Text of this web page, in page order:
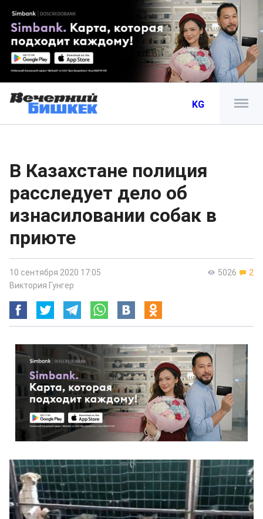
KG
В Казахстане полиция
расследует дело об
изнасиловании собак в
приюте
5026 2
10 сентября 2020 17:05
Виктория Гунгер